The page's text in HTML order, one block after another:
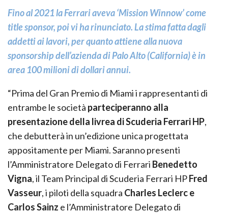
Fino al 2021 la Ferrari aveva ‘Mission Winnow’ come
title sponsor, poi vi ha rinunciato. La stima fatta dagli
addetti ai lavori, per quanto attiene alla nuova
sponsorship dell’azienda di Palo Alto (California) è in
area 100 milioni di dollari annui.
“Prima del Gran Premio di Miami i rappresentanti di
entrambe le società parteciperanno alla
presentazione della livrea di Scuderia Ferrari HP,
che debutterà in un’edizione unica progettata
appositamente per Miami. Saranno presenti
l’Amministratore Delegato di Ferrari Benedetto
Vigna, il Team Principal di Scuderia Ferrari HPFred
Vasseur, i piloti della squadra Charles Leclerc e
Carlos Sainz e l’Amministratore Delegato di